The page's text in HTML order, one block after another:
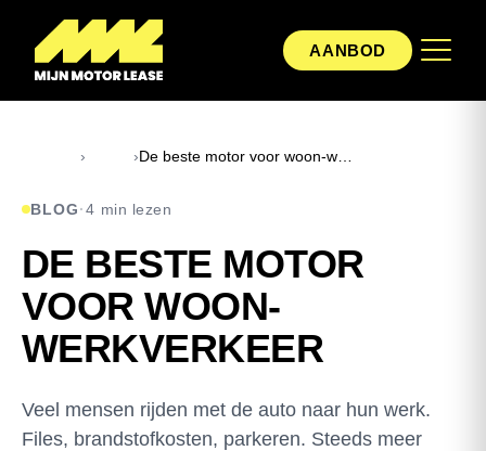
AANBOD
› ›
BLOG ·4 min lezen
DE BESTE MOTOR
VOOR WOON-
WERKVERKEER
Veel mensen rijden met de auto naar hun werk.
Files, brandstofkosten, parkeren. Steeds meer